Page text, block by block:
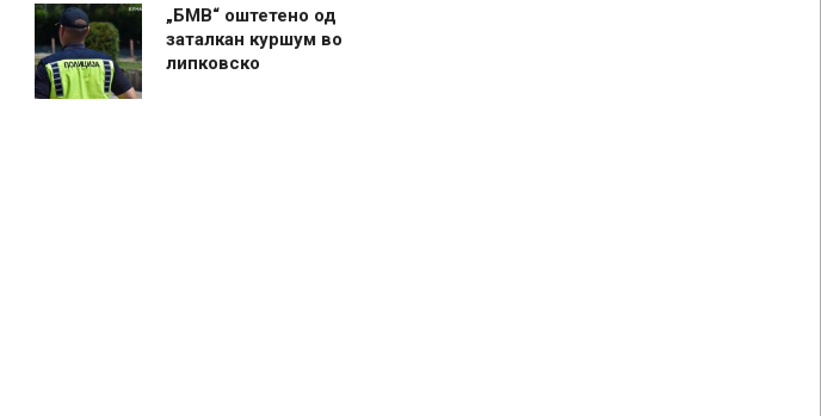
„БМВ“ оштетено од
заталкан куршум во
липковско